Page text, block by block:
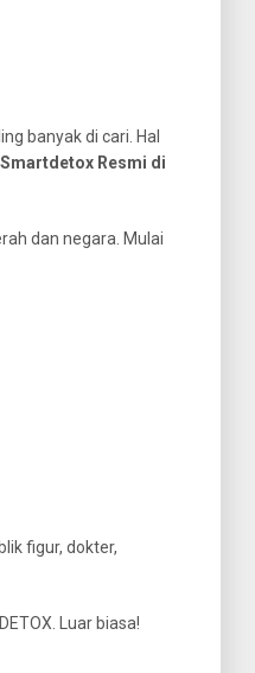
banyak di cari. Hal
Resmi di
dan negara. Mulai
figur, dokter,
Luar biasa!